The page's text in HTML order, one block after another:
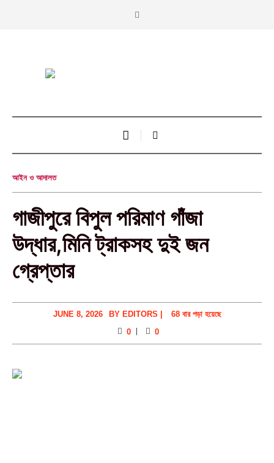
আইন ও আদালত
গাজীপুরে বিপুল পরিমাণ গাঁজা
উদ্ধার,মিনি ট্রাকসহ দুই জন
গ্রেপ্তার
JUNE 8, 2026 BY EDITORS
68 বার পড়া হয়েছে
0
0